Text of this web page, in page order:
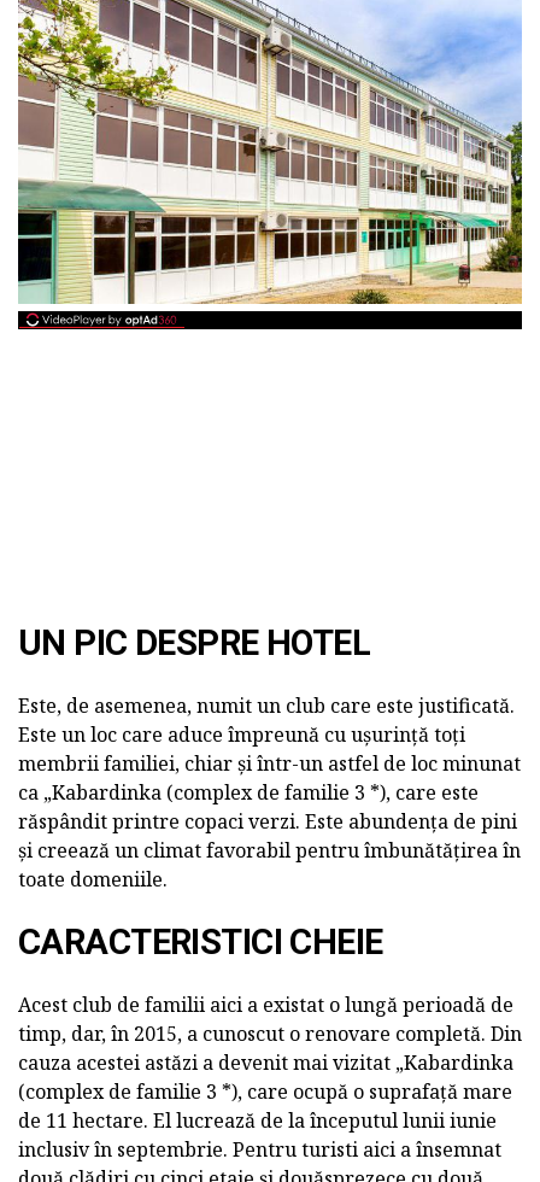
UN PIC DESPRE HOTEL
Este, de asemenea, numit un club care este justificată.
Este un loc care aduce împreună cu ușurință toți
membrii familiei, chiar și într-un astfel de loc minunat
ca „Kabardinka (complex de familie 3 *), care este
răspândit printre copaci verzi. Este abundența de pini
și creează un climat favorabil pentru îmbunătățirea în
toate domeniile.
CARACTERISTICI CHEIE
Acest club de familii aici a existat o lungă perioadă de
timp, dar, în 2015, a cunoscut o renovare completă. Din
cauza acestei astăzi a devenit mai vizitat „Kabardinka
(complex de familie 3 *), care ocupă o suprafață mare
de 11 hectare. El lucrează de la începutul lunii iunie
inclusiv în septembrie. Pentru turisti aici a însemnat